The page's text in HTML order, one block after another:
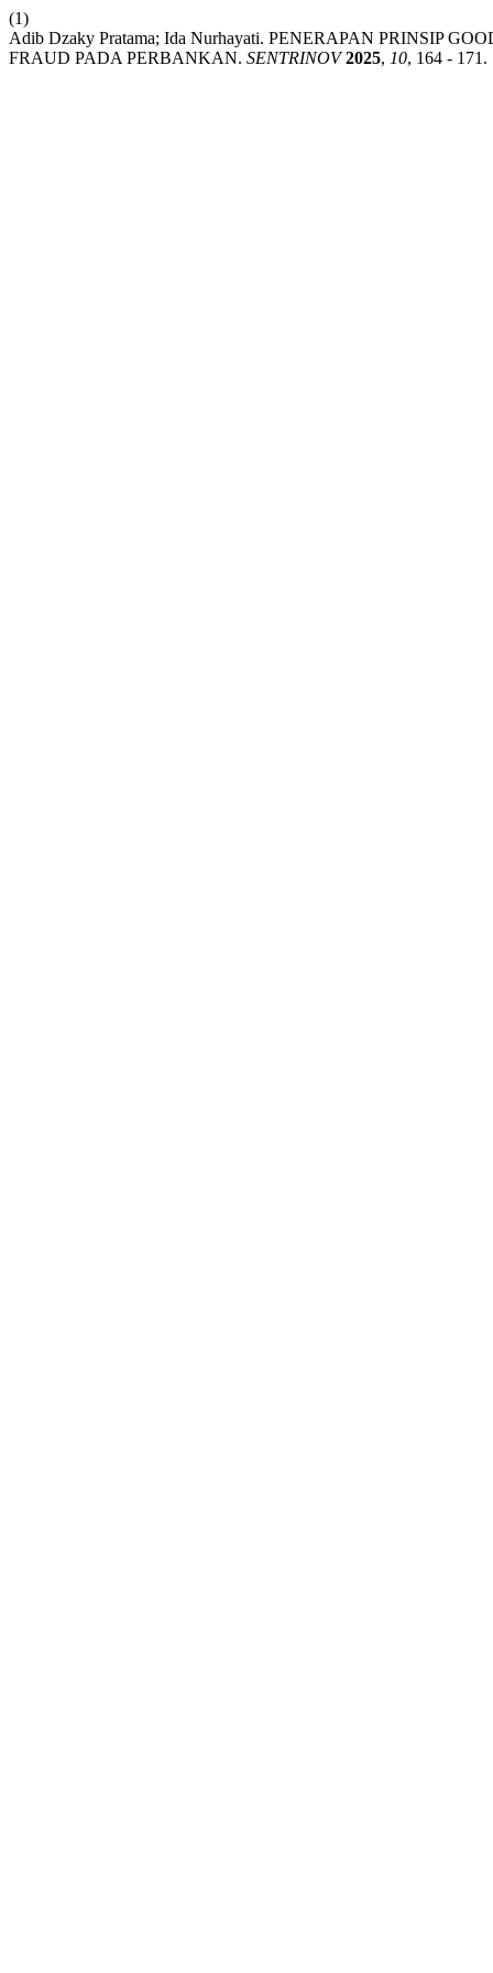
(1)
Adib Dzaky Pratama; Ida Nurhayati. PENERAPAN PRINSIP
FRAUD PADA PERBANKAN. SENTRINOV 2025, 10, 164 - 171.